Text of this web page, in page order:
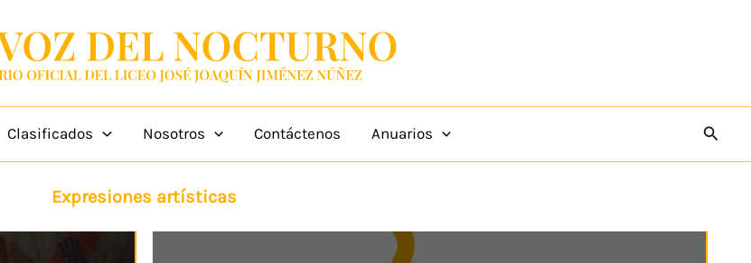
Clasificados Nosotros Contáctenos Anuarios
Expresiones artísticas